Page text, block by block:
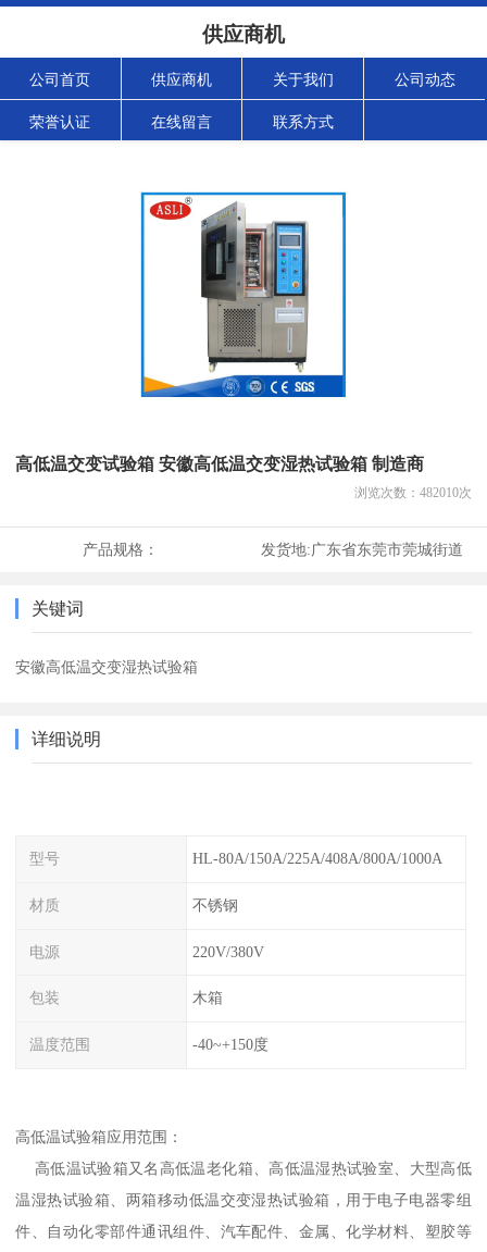
供应商机
公司首页 供应商机 关于我们 公司动态
荣誉认证 在线留言 联系方式
高低温交变试验箱 安徽高低温交变湿热试验箱 制造商
浏览次数： 482010次
产品规格： 发货地:广东省东莞市莞城街道
关键词
安徽高低温交变湿热试验箱
详细说明
型号 HL-80A/150A/225A/408A/800A/1000A
材质 不锈钢
电源 220V/380V
包装 木箱
温度范围 -40~+150度
高低温试验箱应用范围：
高低温试验箱又名高低温老化箱、高低温湿热试验室、大型高低
温湿热试验箱、两箱移动低温交变湿热试验箱，用于电子电器零组
件、自动化零部件通讯组件、汽车配件、金属、化学材料、塑胶等